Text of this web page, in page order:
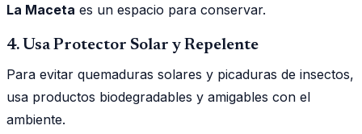
La Maceta es un espacio para conservar.
4. Usa Protector Solar y Repelente
Para evitar quemaduras solares y picaduras de insectos,
usa productos biodegradables y amigables con el
ambiente.